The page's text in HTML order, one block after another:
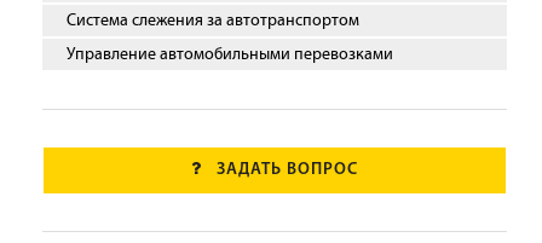
Система слежения за автотранспортом
Управление автомобильными перевозками
ЗАДАТЬ ВОПРОС